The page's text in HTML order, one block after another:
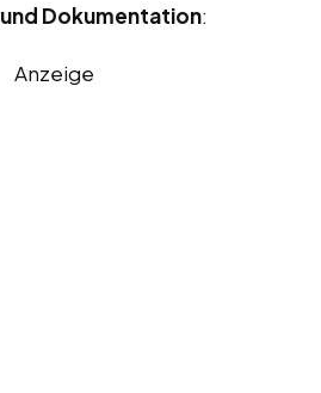
Dokumentation:
Anzeige